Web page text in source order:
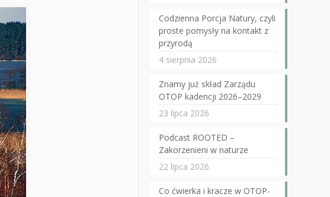
Codzienna Porcja Natury, czyli
proste pomysły na kontakt z
przyrodą
4 sierpnia 2026
Znamy już skład Zarządu
OTOP kadencji 2026–2029
23 lipca 2026
Podcast ROOTED –
Zakorzenieni w naturze
22 lipca 2026
Co ćwierka i kracze w OTOP-